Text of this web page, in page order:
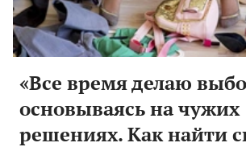
«Все время делаю
основываясь на чужих
решениях. Как найти